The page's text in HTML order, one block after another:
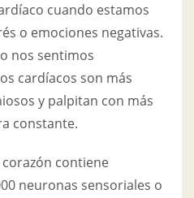
cuando estamos
o emociones negativas.
nos sentimos
cardíacos son más
y palpitan con más
constante.
contiene
neuronas sensoriales o